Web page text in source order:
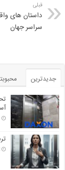
قبلی
داستان های
سراسر جهان
جدیدترین